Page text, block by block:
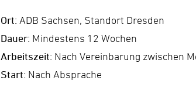
Ort: ADB Sachsen, Standort Dresden
Dauer: Mindestens 12 Wochen
Arbeitszeit: Nach Vereinbarung zwischen
Start: Nach Absprache